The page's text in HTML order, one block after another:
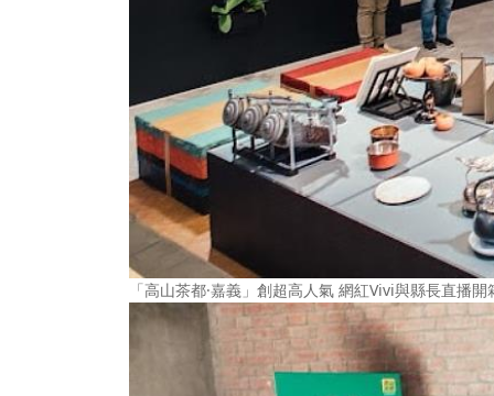
「高山茶都·嘉義」創超高人氣 網紅Vivi與縣長直播